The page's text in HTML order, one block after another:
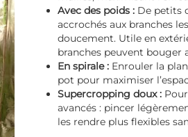
Avec des poids : De petits
accrochés aux branches
doucement. Utile en
branches peuvent bouger
En spirale : Enrouler la
pot pour maximiser
Supercropping doux :
avancés : pincer
les rendre plus flexibles